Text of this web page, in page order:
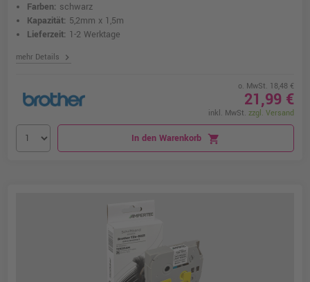
Farben: schwarz
Kapazität: 5,2mm x 1,5m
Lieferzeit: 1-2 Werktage
mehr Details chevron_right
o. MwSt. 18,48 €
21,99 €
inkl. MwSt. zzgl. Versand
In den Warenkorb shopping_cart